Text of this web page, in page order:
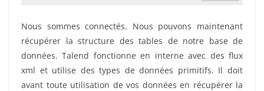
Nous sommes connectés. Nous pouvons maintenant
récupérer la structure des tables de notre base de
données. Talend fonctionne en interne avec des flux
xml et utilise des types de données primitifs. Il doit
avant toute utilisation de vos données en récupérer la